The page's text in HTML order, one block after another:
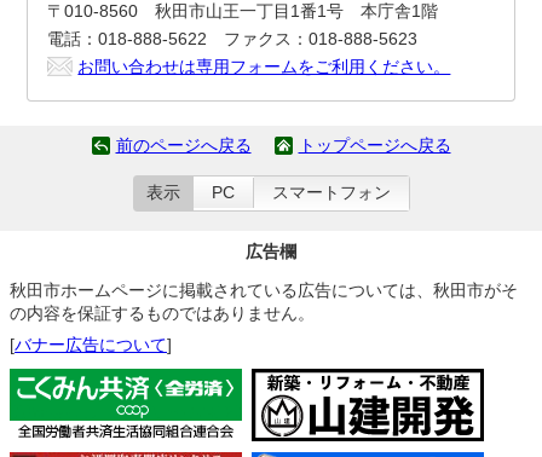
〒010-8560 秋田市山王一丁目1番1号 本庁舎1階
電話：018-888-5622 ファクス：018-888-5623
お問い合わせは専用フォームをご利用ください。
前のページへ戻る トップページへ戻る
表示 PC スマートフォン
広告欄
秋田市ホームページに掲載されている広告については、秋田市がそ
の内容を保証するものではありません。
[バナー広告について]